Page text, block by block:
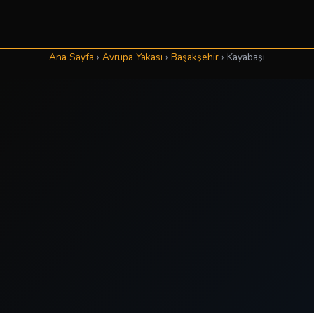
Ana Sayfa › Avrupa Yakası › Başakşehir › Kayabaşı